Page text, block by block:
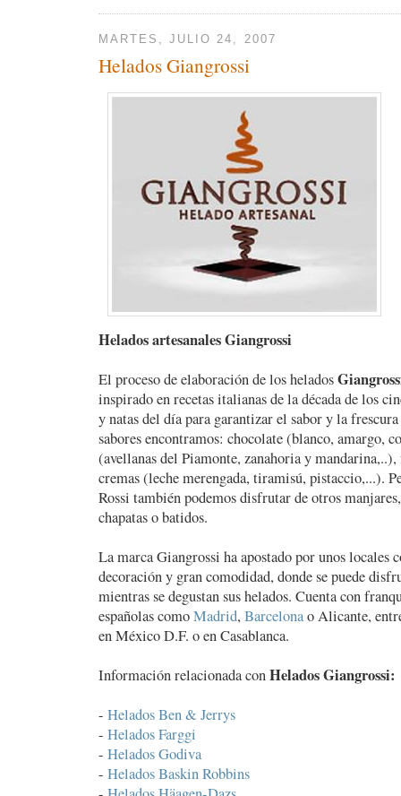
MARTES, JULIO 24, 2007
Helados Giangrossi
Helados artesanales Giangrossi
El proceso de elaboración de los helados
inspirado en recetas italianas de la década de los
y natas del día para garantizar el sabor y la frescura
sabores encontramos: chocolate (blanco, amargo,
(avellanas del Piamonte, zanahoria y
cremas (leche merengada, tiramisú, pistaccio,...).
Rossi también podemos disfrutar de otros
chapatas o batidos.
La marca Giangrossi ha apostado por unos locales
decoración y gran comodidad, donde se puede
mientras se degustan sus helados. Cuenta con
españolas comoMadrid, Barcelonao Alicante,
en México D.F. o en Casablanca.
Información relacionada conHelados Giangrossi:
- Helados Ben & Jerrys
- Helados Farggi
- Helados Godiva
- Helados Baskin Robbins